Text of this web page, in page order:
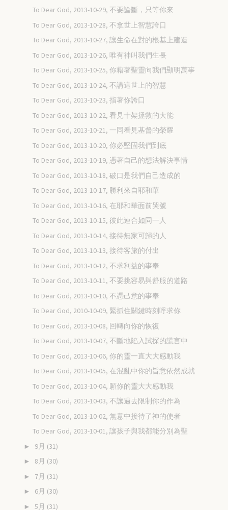
To Dear God, 2013-10-29, 不要論斷，只等你來
To Dear God, 2013-10-28, 不拿世上智慧誇口
To Dear God, 2013-10-27, 讓生命在對的根基上建造
To Dear God, 2013-10-26, 唯有神叫我們生長
To Dear God, 2013-10-25, 你藉著聖靈向我們顯明萬事
To Dear God, 2013-10-24, 不講這世上的智慧
To Dear God, 2013-10-23, 指著你誇口
To Dear God, 2013-10-22, 看見十架拯救的大能
To Dear God, 2013-10-21, 一同看見基督的榮耀
To Dear God, 2013-10-20, 你必堅固我們到底
To Dear God, 2013-10-19, 憑著自己的想法解決事情
To Dear God, 2013-10-18, 破口是我們自己造成的
To Dear God, 2013-10-17, 勝利來自耶和華
To Dear God, 2013-10-16, 在耶和華面前哭號
To Dear God, 2013-10-15, 彼此連合如同一人
To Dear God, 2013-10-14, 接待無家可歸的人
To Dear God, 2013-10-13, 接待客旅的付出
To Dear God, 2013-10-12, 不求利益的事奉
To Dear God, 2013-10-11, 不要挑容易與舒服的道路
To Dear God, 2013-10-10, 不憑己意的事奉
To Dear God, 2010-10-09, 緊抓住關鍵時刻呼求你
To Dear God, 2013-10-08, 回轉向你的恢復
To Dear God, 2013-10-07, 不斷地陷入試探的謊言中
To Dear God, 2013-10-06, 你的靈一直大大感動我
To Dear God, 2013-10-05, 在混亂中你的旨意依然成就
To Dear God, 2013-10-04, 願你的靈大大感動我
To Dear God, 2013-10-03, 不讓過去限制你的作為
To Dear God, 2013-10-02, 無意中接待了神的使者
To Dear God, 2013-10-01, 讓孩子與我都能分別為聖
► 9月 (31)
► 8月 (30)
► 7月 (31)
► 6月 (30)
► 5月 (31)